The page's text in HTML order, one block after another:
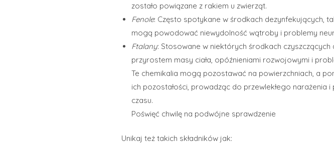
zostało powiązane z rakiem u zwierząt.
Fenole: Często spotykane w środkach dezynfekujących,
mogą powodować niewydolność wątroby i problemy
Ftalany: Stosowane w niektórych środkach
przyrostem masy ciała, opóźnieniami rozwojowymi i
Te chemikalia mogą pozostawać na powierzchniach, a
ich pozostałości, prowadząc do przewlekłego narażenia
czasu.
Poświęć chwilę na podwójne sprawdzenie
Unikaj też takich składników jak: